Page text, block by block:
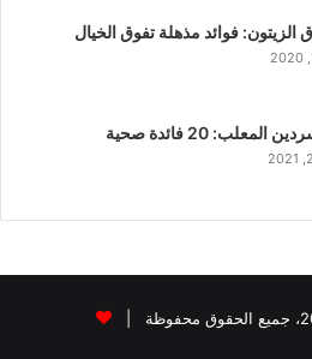
الزيتون: فوائد مذهلة تفوق الخيال
المعلب: 20 فائدة صحية